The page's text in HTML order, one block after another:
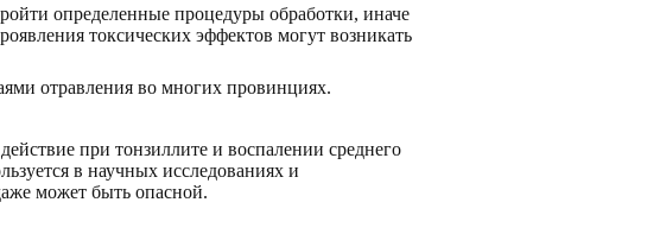
определенные процедуры обработки, иначе
токсических эффектов могут возникать
отравления во многих провинциях.
при тонзиллите и воспалении среднего
в научных исследованиях и
может быть опасной.